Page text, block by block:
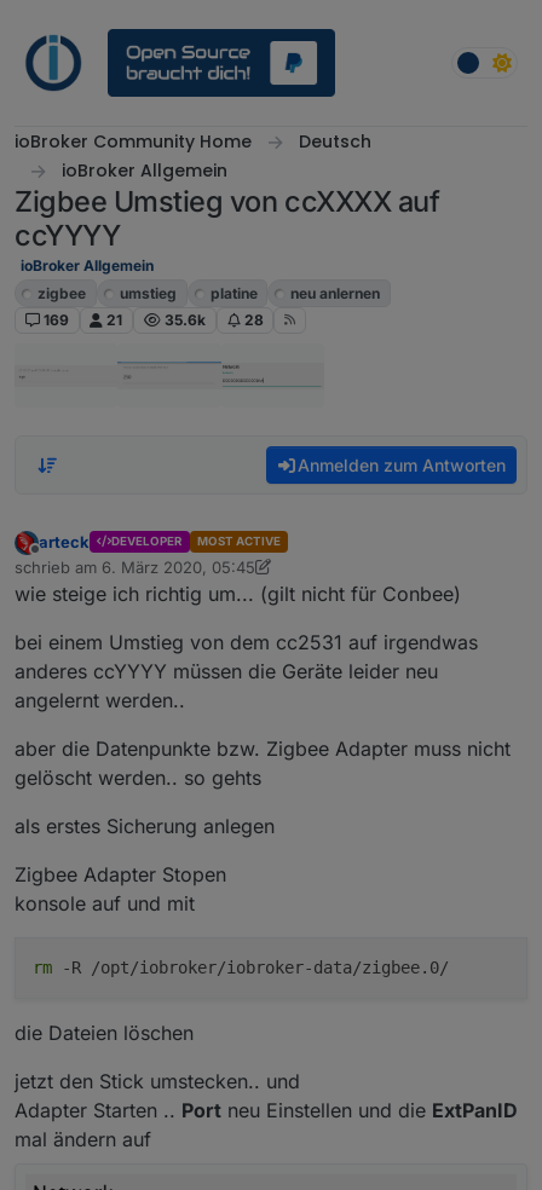
ioBroker Community Home
Deutsch
ioBroker Allgemein
Zigbee Umstieg von ccXXXX auf
ccYYYY
ioBroker Allgemein
zigbee
umstieg platine
neu anlernen
169
21 35.6k 28
Anmelden zum Antworten
Offline
arteck DEVELOPER MOST ACTIVE
schrieb am 6. März 2020, 05:45
zuletzt editiert von arteck 10. Dez. 2020, 18:39
wie steige ich richtig um... (gilt nicht für Conbee)
bei einem Umstieg von dem cc2531 auf irgendwas
anderes ccYYYY müssen die Geräte leider neu
angelernt werden..
aber die Datenpunkte bzw. Zigbee Adapter muss nicht
gelöscht werden.. so gehts
als erstes Sicherung anlegen
Zigbee Adapter Stopen
konsole auf und mit
rm -R /opt/iobroker/iobroker-data/zigbee.0/
die Dateien löschen
jetzt den Stick umstecken.. und
Adapter Starten .. Port neu Einstellen und die ExtPanID
mal ändern auf